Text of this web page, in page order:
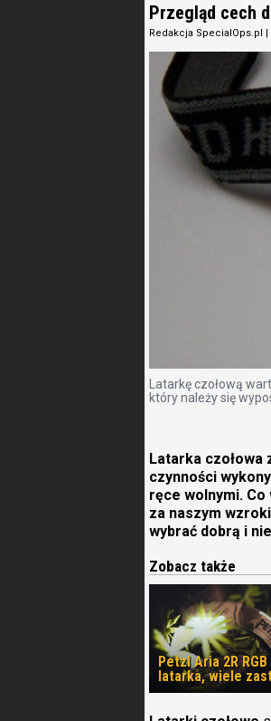
Przegląd cech
Redakcja SpecialOps.pl |
Latarkę czołową
który należy się
Latarka czołowa
czynności
ręce wolnymi.
za naszym
wybrać dobrą i
Zobacz także
Petzl Aria 2R
latarka, wiele